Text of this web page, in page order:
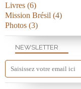
NEWSLETTER
Livres (6)
Mission Brésil (4)
Photos (3)